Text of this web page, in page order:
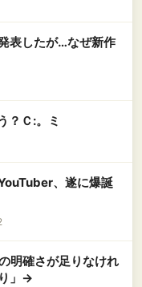
表したが…なぜ新作
？Ｃ:。ミ
、遂に爆誕
明確さが足りなけれ
」→